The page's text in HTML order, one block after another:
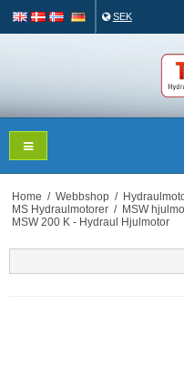
SEK
Home / Webbshop /
MS Hydraulmotorer / MSW
MSW 200 K - Hydraul Hjulmotor